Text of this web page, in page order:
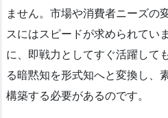
ません。市場や消費者ニーズの
スにはスピードが求められてい
に、即戦力としてすぐ活躍して
る暗黙知を形式知へと変換し、
構築する必要があるのです。